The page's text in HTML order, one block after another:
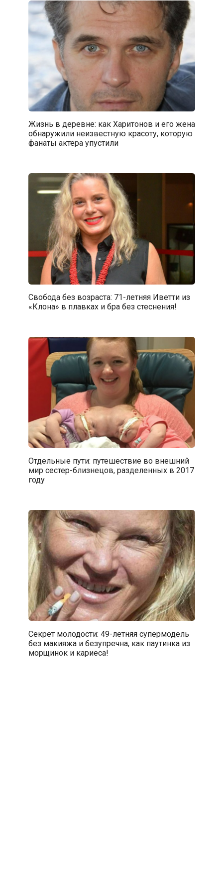
Жизнь в деревне: как Харитонов и его жена
обнаружили неизвестную красоту, которую
фанаты актера упустили
Свобода без возраста: 71-летняя Иветти из
«Клона» в плавках и бра без стеснения!
Отдельные пути: путешествие во внешний
мир сестер-близнецов, разделенных в 2017
году
Секрет молодости: 49-летняя супермодель
без макияжа и безупречна, как паутинка из
морщинок и кариеса!